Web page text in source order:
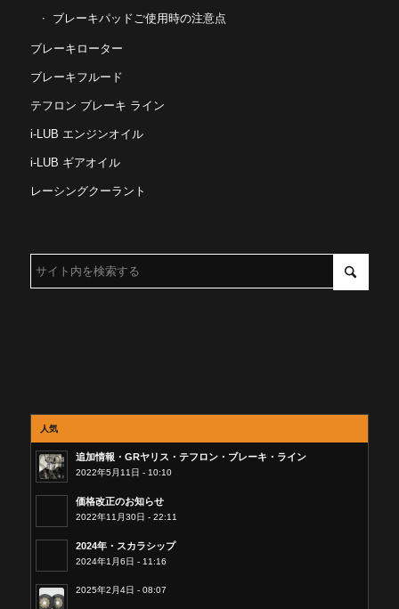
ブレーキパッドご使用時の注意点
ブレーキローター
ブレーキフルード
テフロン ブレーキ ライン
i-LUB エンジンオイル
i-LUB ギアオイル
レーシングクーラント
人気
追加情報・GRヤリス・テフロン・ブレーキ・ライン
2022年5月11日 - 10:10
価格改正のお知らせ
2022年11月30日 - 22:11
2024年・スカラシップ
2024年1月6日 - 11:16
2025年2月4日 - 08:07